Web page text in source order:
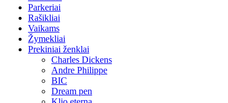
Parkeriai
Rašikliai
Vaikams
Žymekliai
Prekiniai ženklai
Charles Dickens
Andre Philippe
BIC
Dream pen